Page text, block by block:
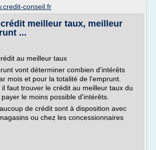
conseil.fr
meilleur taux, meilleur
...
au meilleur taux
vont déterminer combien d'intérêts
mois et pour la totalité de l'emprunt.
faut trouver le crédit au meilleur taux du
le moins possible d'intérêts.
de crédit sont à disposition avec
ou chez les concessionnaires